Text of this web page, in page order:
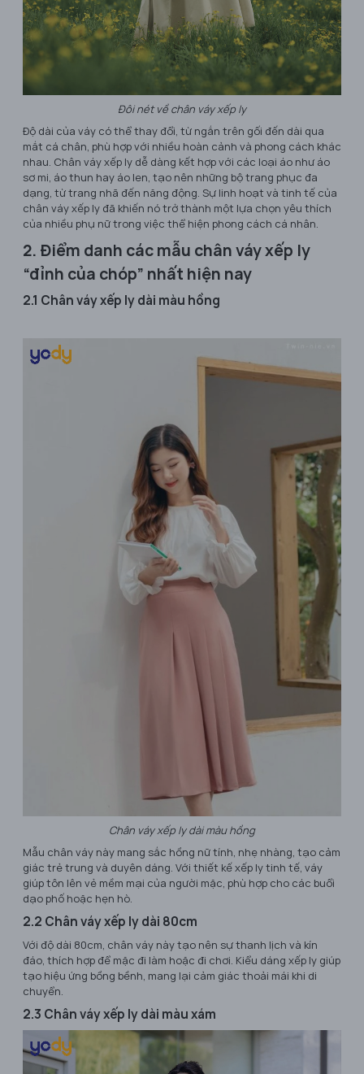
Đôi nét về chân váy xếp ly
Độ dài của váy có thể thay đổi, từ ngắn trên gối đến dài qua
mắt cá chân, phù hợp với nhiều hoàn cảnh và phong cách khác
nhau. Chân váy xếp ly dễ dàng kết hợp với các loại áo như áo
sơ mi, áo thun hay áo len, tạo nên những bộ trang phục đa
dạng, từ trang nhã đến năng động. Sự linh hoạt và tinh tế của
chân váy xếp ly đã khiến nó trở thành một lựa chọn yêu thích
của nhiều phụ nữ trong việc thể hiện phong cách cá nhân.
2. Điểm danh các mẫu chân váy xếp ly
“đỉnh của chóp” nhất hiện nay
2.1 Chân váy xếp ly dài màu hồng
Chân váy xếp ly dài màu hồng
Mẫu chân váy này mang sắc hồng nữ tính, nhẹ nhàng, tạo cảm
giác trẻ trung và duyên dáng. Với thiết kế xếp ly tinh tế, váy
giúp tôn lên vẻ mềm mại của người mặc, phù hợp cho các buổi
dạo phố hoặc hẹn hò.
2.2 Chân váy xếp ly dài 80cm
Với độ dài 80cm, chân váy này tạo nên sự thanh lịch và kín
đáo, thích hợp để mặc đi làm hoặc đi chơi. Kiểu dáng xếp ly giúp
tạo hiệu ứng bồng bềnh, mang lại cảm giác thoải mái khi di
chuyển.
2.3 Chân váy xếp ly dài màu xám